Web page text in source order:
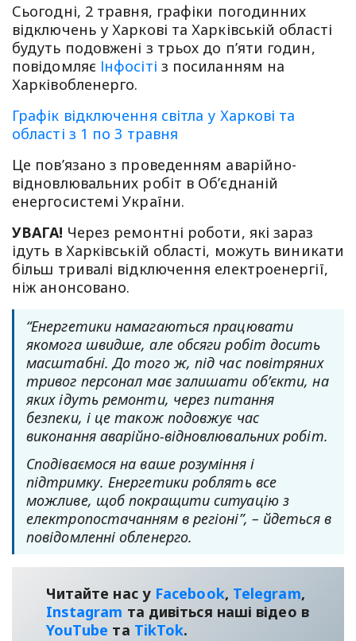
Сьогодні, 2 травня, графіки погодинних
відключень у Харкові та Харківській області
будуть подовжені з трьох до п’яти годин,
повідомляє Інфосіті з посиланням на
Харківобленерго.
Графік відключення світла у Харкові та
області з 1 по 3 травня
Це пов’язано з проведенням аварійно-
відновлювальних робіт в Об’єднаній
енергосистемі України.
УВАГА! Через ремонтні роботи, які зараз
ідуть в Харківській області, можуть виникати
більш тривалі відключення електроенергії,
ніж анонсовано.
“Енергетики намагаються працювати
якомога швидше, але обсяги робіт досить
масштабні. До того ж, під час повітряних
тривог персонал має залишати об’єкти, на
яких ідуть ремонти, через питання
безпеки, і це також подовжує час
виконання аварійно-відновлювальних робіт.
Сподіваємося на ваше розуміння і
підтримку. Енергетики роблять все
можливе, щоб покращити ситуацію з
електропостачанням в регіоні”, – йдеться в
повідомленні обленерго.
Читайте нас у Facebook, Telegram,
Instagram та дивіться наші відео в
YouТube та TikTok.